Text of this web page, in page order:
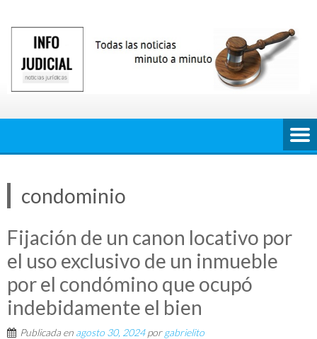
contenido
condominio
Fijación de un canon locativo por
el uso exclusivo de un inmueble
por el condómino que ocupó
indebidamente el bien
Publicada en agosto 30, 2024porgabrielito